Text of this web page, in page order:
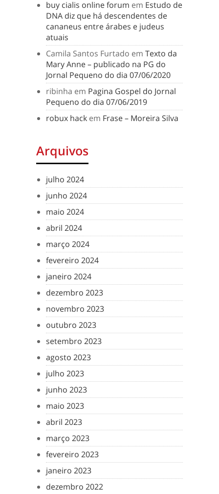
buy cialis online forum em Estudo de
DNA diz que há descendentes de
cananeus entre árabes e judeus
atuais
Camila Santos Furtado em Texto da
Mary Anne – publicado na PG do
Jornal Pequeno do dia 07/06/2020
ribinha em Pagina Gospel do Jornal
Pequeno do dia 07/06/2019
robux hack em Frase – Moreira Silva
Arquivos
julho 2024
junho 2024
maio 2024
abril 2024
março 2024
fevereiro 2024
janeiro 2024
dezembro 2023
novembro 2023
outubro 2023
setembro 2023
agosto 2023
julho 2023
junho 2023
maio 2023
abril 2023
março 2023
fevereiro 2023
janeiro 2023
dezembro 2022